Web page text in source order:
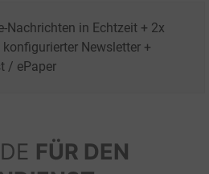
Nachrichten in Echtzeit + 2x
Newsletter +
/ ePaper
FÜR DEN